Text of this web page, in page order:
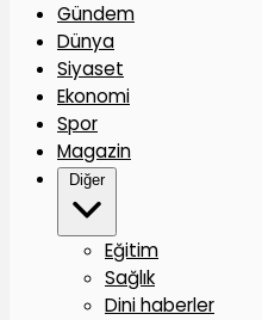
Gündem
Dünya
Siyaset
Ekonomi
Spor
Magazin
Diğer
Eğitim
Sağlık
Dini haberler